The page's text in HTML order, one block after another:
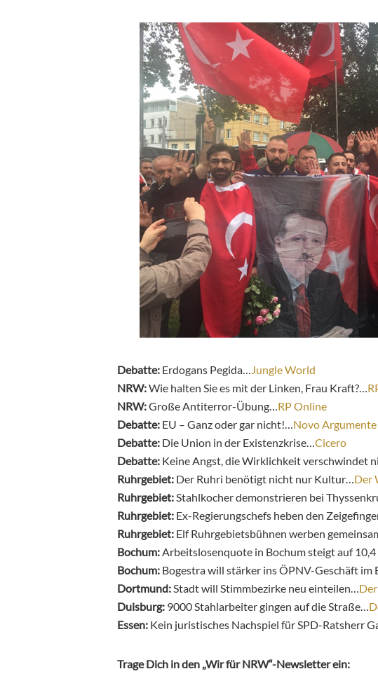
Debatte: Erdogans Pegida…
Jungle World
NRW:Wie halten Sie es mit der Linken, Frau Kraft?…
NRW:Große Antiterror-Übung… RP Online
Debatte: EU – Ganz oder gar nicht!… Novo Argumente
Debatte: Die Union in der Existenzkrise… Cicero
Debatte: Keine Angst, die Wirklichkeit verschwindet
Ruhrgebiet: Der Ruhri benötigt nicht nur Kultur… Der
Ruhrgebiet: Stahlkocher demonstrieren bei
Ruhrgebiet: Ex-Regierungschefs heben den
Ruhrgebiet: Elf Ruhrgebietsbühnen werben
Bochum: Arbeitslosenquote in Bochum steigt auf 10,4
Bochum: Bogestra will stärker ins ÖPNV-Geschäft im
Dortmund: Stadt will Stimmbezirke neu einteilen…
Duisburg: 9000 Stahlarbeiter gingen auf die Straße…
Essen: Kein juristisches Nachspiel für SPD-Ratsherr
Trage Dich in den „Wir für NRW“-Newsletter ein: